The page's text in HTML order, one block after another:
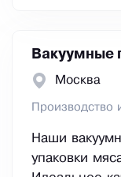
Вакуумные
Москва
Производство
Наши
упаковки